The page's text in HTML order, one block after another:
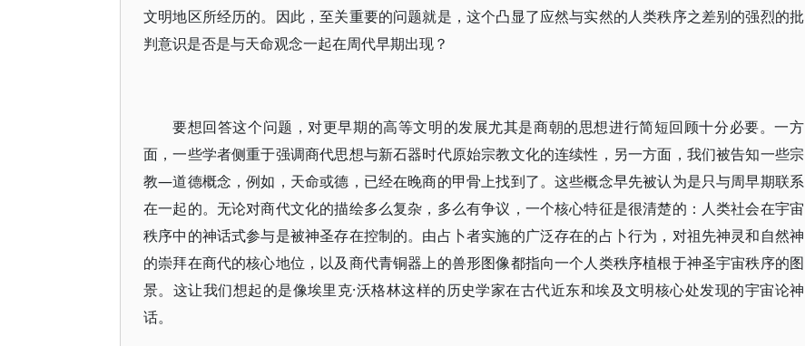
文明地区所经历的。因此，至关重要的问题就是，这个凸显了应然与实然的人类秩序之差别的强烈的批
判意识是否是与天命观念一起在周代早期出现？
要想回答这个问题，对更早期的高等文明的发展尤其是商朝的思想进行简短回顾十分必要。一方
面，一些学者侧重于强调商代思想与新石器时代原始宗教文化的连续性，另一方面，我们被告知一些宗
教—道德概念，例如，天命或德，已经在晚商的甲骨上找到了。这些概念早先被认为是只与周早期联系
在一起的。无论对商代文化的描绘多么复杂，多么有争议，一个核心特征是很清楚的：人类社会在宇宙
秩序中的神话式参与是被神圣存在控制的。由占卜者实施的广泛存在的占卜行为，对祖先神灵和自然神
的崇拜在商代的核心地位，以及商代青铜器上的兽形图像都指向一个人类秩序植根于神圣宇宙秩序的图
景。这让我们想起的是像埃里克·沃格林这样的历史学家在古代近东和埃及文明核心处发现的宇宙论神
话。